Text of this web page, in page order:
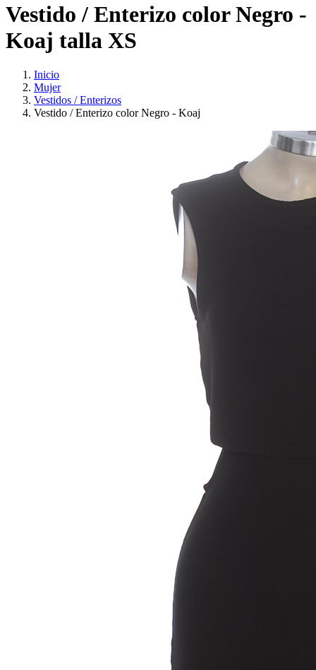
Vestido / Enterizo color Negro -
Koaj talla XS
Inicio
Mujer
Vestidos / Enterizos
Vestido / Enterizo color Negro - Koaj